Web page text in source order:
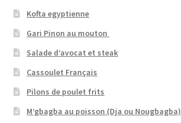
Kofta egyptienne
Gari Pinon au mouton
Salade d’avocat et steak
Cassoulet Français
Pilons de poulet frits
M’gbagba au poisson (Dja ou Nougbagba)